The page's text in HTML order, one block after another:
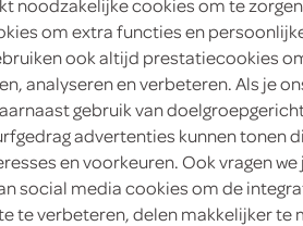
om extra functies en
ook altijd prestatiecookies
analyseren en verbeteren. Als je
gebruik van
advertenties kunnen tonen
en voorkeuren. Ook vragen we
social media cookies om de
te verbeteren, delen makkelijker te